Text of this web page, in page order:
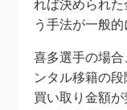
れば決められ
う手法が一般的
喜多選手の場
ンタル移籍の
買い取り金額